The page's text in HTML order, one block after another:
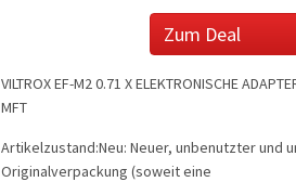
Zum Deal
VILTROX EF-M2 0.71 X ELEKTRONISCHE
MFT
Artikelzustand:Neu: Neuer, unbenutzter
Originalverpackung (soweit eine